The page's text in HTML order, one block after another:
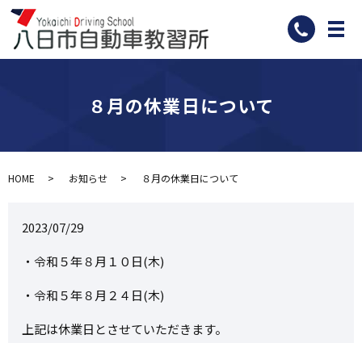
メ
８月の休業日について
HOME お知らせ ８月の休業日について
2023/07/29
・令和５年８月１０日(木)
・令和５年８月２４日(木)
上記は休業日とさせていただきます。